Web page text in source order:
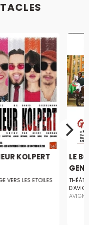
KOLPERT
VERS LES ETOILES
LE